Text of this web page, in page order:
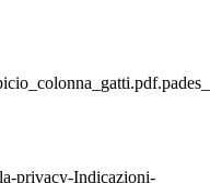
privacy-Indicazioni-